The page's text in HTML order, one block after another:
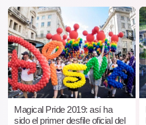
Magical Pride 2019: así ha
sido el primer desfile oficial del